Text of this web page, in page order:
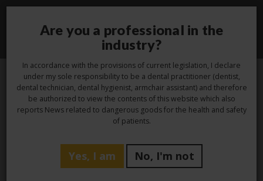
24
Jan.
Praxis
Are you a professional in the
industry?
In accordance with the provisions of current legislation, I declare
under my sole responsibility to be a dental practitioner (dentist,
dental technician, dental hygienist, armchair assistant) and therefore
be authorized to view the contents of this website which also
reports News related to dangerous goods for the health and safety
of patients.
Yes, I am No, I'm not